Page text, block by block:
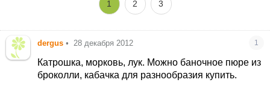
1 2 3
dergus • 28 декабря 2012 1
Катрошка, морковь, лук. Можно баночное пюре из
броколли, кабачка для разнообразия купить.